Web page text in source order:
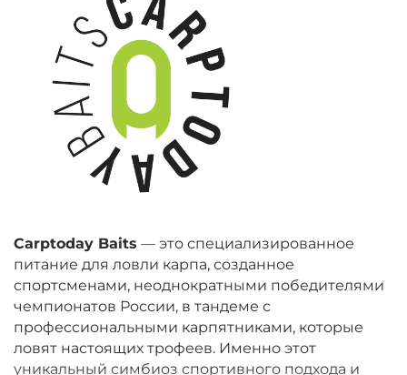
Carptoday Baits — это специализированное
питание для ловли карпа, созданное
спортсменами, неоднократными победителями
чемпионатов России, в тандеме с
профессиональными карпятниками, которые
ловят настоящих трофеев. Именно этот
уникальный симбиоз спортивного подхода и